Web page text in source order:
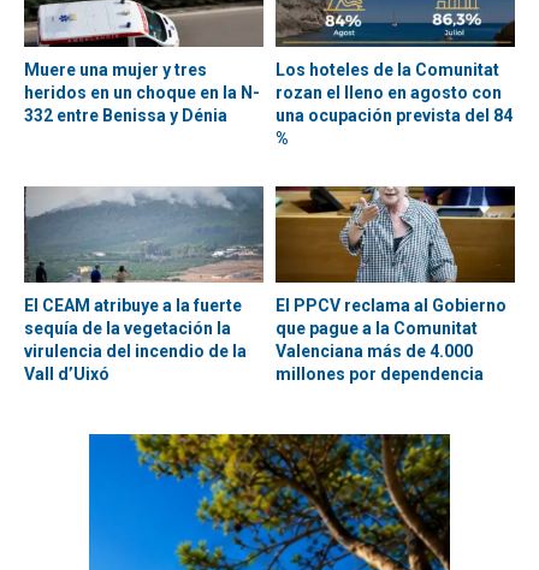
Muere una mujer y tres
heridos en un choque en la N-
332 entre Benissa y Dénia
Los hoteles de la Comunitat
rozan el lleno en agosto con
una ocupación prevista del 84
%
El CEAM atribuye a la fuerte
sequía de la vegetación la
virulencia del incendio de la
Vall d’Uixó
El PPCV reclama al Gobierno
que pague a la Comunitat
Valenciana más de 4.000
millones por dependencia